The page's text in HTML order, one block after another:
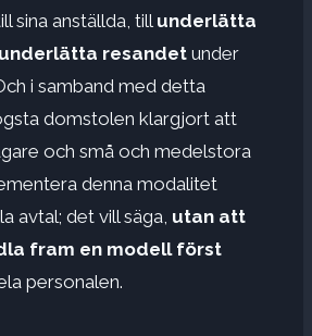
sina anställda, till underlätta
resandet under
i samband med detta
domstolen klargjort att
och små och medelstora
denna modalitet
avtal; det vill säga, utan att
fram en modell först
personalen.